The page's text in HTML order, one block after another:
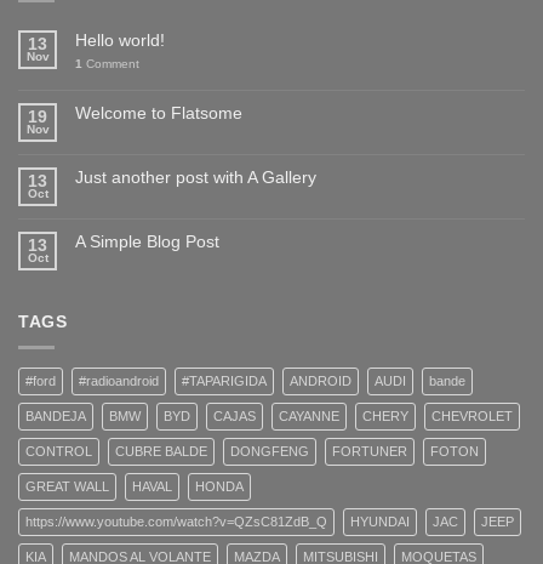
13
Nov
Hello world!
1 Comment
19
Nov
Welcome to Flatsome
13
Oct
Just another post with A Gallery
13
Oct
A Simple Blog Post
TAGS
#ford #radioandroid #TAPARIGIDA ANDROID AUDI bande
BANDEJA BMW BYD CAJAS CAYANNE CHERY CHEVROLET
CONTROL CUBRE BALDE DONGFENG FORTUNER FOTON
GREAT WALL HAVAL HONDA
https://www.youtube.com/watch?v=QZsC81ZdB_Q HYUNDAI JAC JEEP
KIA MANDOS AL VOLANTE MAZDA MITSUBISHI MOQUETAS